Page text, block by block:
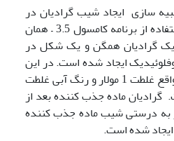
شبیه سازی ایجاد شیب گرادیان در
چیپ میکروفلوئیدیک با استفاده از برنامه کامسول 3.5 – همان
گرادیان همگن و یک شکل در
ایجاد شده است. در این
شبیه سازی رنگ قرمز در واقع غلطت 1 مولار و رنگ آبی غلطت
ماده جذب کننده بعد از
به درستی شیب ماده جذب کننده
شده است.